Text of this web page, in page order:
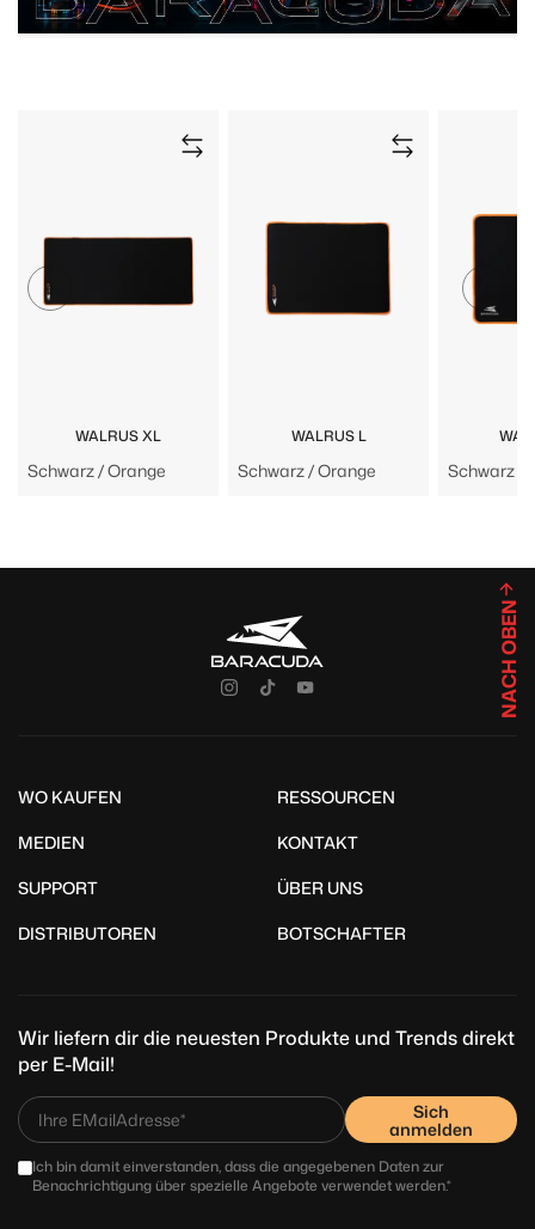
WALRUS XL
Schwarz / Orange
WALRUS L
Schwarz / Orange Schwarz /
WO KAUFEN
RESSOURCEN
MEDIEN
KONTAKT
SUPPORT
ÜBER UNS
DISTRIBUTOREN
BOTSCHAFTER
Wir liefern dir die neuesten Produkte und Trends direkt
per E-Mail!
Sich
anmelden
Ich bin damit einverstanden, dass die angegebenen Daten zur
Benachrichtigung über spezielle Angebote verwendet werden.*
NACH OBEN